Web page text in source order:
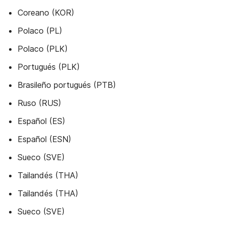
Coreano (KOR)
Polaco (PL)
Polaco (PLK)
Portugués (PLK)
Brasileño portugués (PTB)
Ruso (RUS)
Español (ES)
Español (ESN)
Sueco (SVE)
Tailandés (THA)
Tailandés (THA)
Sueco (SVE)